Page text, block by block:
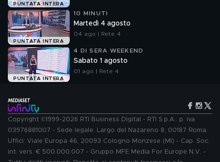
PUNTATA INTERA
PUNTATA INTERA
10 MINUTI
Martedì 4 agosto
04 ago | Rete 4
PUNTATA INTERA
4 DI SERA WEEKEND
Sabato 1 agosto
01 ago | Rete 4
Copyright ©1999-2026 RTI Business Digital - RTI S.p.A.: p. iva
03976881007 - Sede legale: Largo del Nazareno 8, 00187 Roma.
Uffici: Viale Europa 46, 20093 Cologno Monzese (MI) - Cap. Soc.
int. vers. € 500.000.007 - Gruppo MFE Media For Europe N.V. -